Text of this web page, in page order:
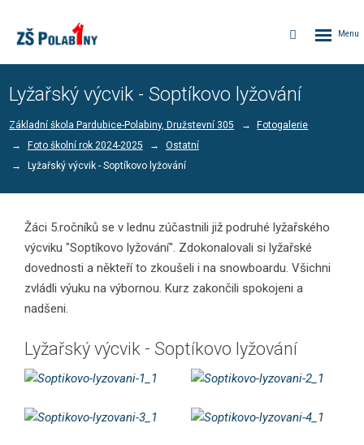
Vyhledávání
Lyžařský výcvik - Soptíkovo lyžování
Základní škola Pardubice-Polabiny, Družstevní 305
Fotogalerie
Foto školní rok 2024-2025
Ostatní
Lyžařský výcvik - Soptíkovo lyžování
Žáci 5.ročníků se v lednu zúčastnili již podruhé lyžařského
výcviku "Soptíkovo lyžování". Zdokonalovali si lyžařské
dovednosti a někteří to zkoušeli i na snowboardu. Všichni
zvládli výuku na výbornou. Kurz zakončili spokojeni a
nadšeni.
Lyžařský výcvik - Soptíkovo lyžování